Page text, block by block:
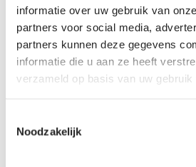
informatie over uw gebruik van
partners voor social media,
partners kunnen deze gegevens
informatie die u aan ze heeft
verzameld op basis van uw gebruik
Noodzakelijk
Download